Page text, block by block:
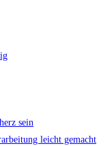
sein
leicht gemacht